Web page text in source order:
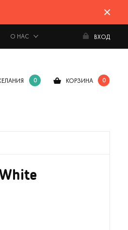
О НАС ВХОД
0 КОРЗИНА 0